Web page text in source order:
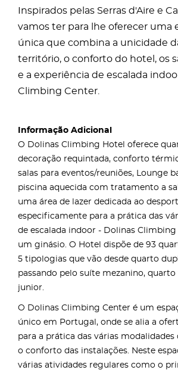
Inspirados pelas Serras d'Aire e
vamos ter para lhe oferecer uma
única que combina a unicidade
território, o conforto do hotel, os
e a experiência de escalada
Climbing Center.
Informação Adicional
O Dolinas Climbing Hotel oferece
decoração requintada, conforto
salas para eventos/reuniões, Lounge
piscina aquecida com tratamento a
uma área de lazer dedicada ao
especificamente para a prática das
de escalada indoor - Dolinas Climbing
um ginásio. O Hotel dispõe de 93
5 tipologias que vão desde quarto
passando pelo suíte mezanino,
junior.
O Dolinas Climbing Center é um
único em Portugal, onde se alia a
para a prática das várias modalidades
o conforto das instalações. Neste
várias atividades regulares como o